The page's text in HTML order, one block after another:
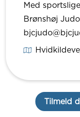
Med
Brønshøj
Tilmeld